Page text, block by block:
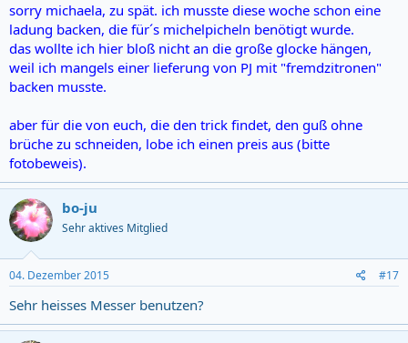
sorry michaela, zu spät. ich musste diese woche schon eine
ladung backen, die für´s michelpicheln benötigt wurde.
das wollte ich hier bloß nicht an die große glocke hängen,
weil ich mangels einer lieferung von PJ mit "fremdzitronen"
backen musste.
aber für die von euch, die den trick findet, den guß ohne
brüche zu schneiden, lobe ich einen preis aus (bitte
fotobeweis).
bo-ju
Sehr aktives Mitglied
04. Dezember 2015 #17
Sehr heisses Messer benutzen?